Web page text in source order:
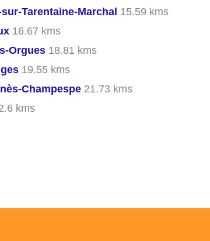
Tarentaine-Marchal 15.59 kms
16.67 kms
Orgues 18.81 kms
19.55 kms
Champespe 21.73 kms
kms